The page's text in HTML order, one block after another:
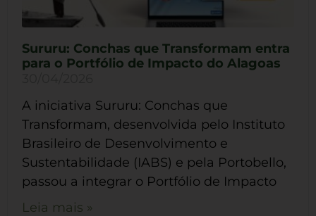
Sururu: Conchas que Transformam entra
para o Portfólio de Impacto do Alagoas
A iniciativa Sururu: Conchas que
Transformam, desenvolvida pelo Instituto
Brasileiro de Desenvolvimento e
Sustentabilidade (IABS) e pela Portobello,
passou a integrar o Portfólio de Impacto
Leia mais »